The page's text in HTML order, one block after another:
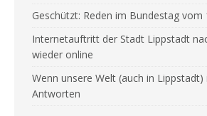
Geschützt: Reden im Bundestag vom
Internetauftritt der Stadt Lippstadt
wieder online
Wenn unsere Welt (auch in
Antworten